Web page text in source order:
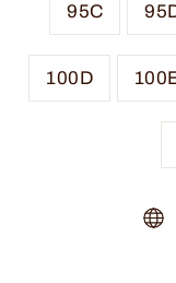
95C
100D